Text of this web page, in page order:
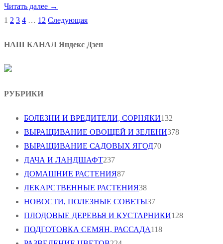
Читать далее →
Пагинация
записей
1 2 3 4 … 12 Следующая
НАШ КАНАЛ Яндекс Дзен
РУБРИКИ
БОЛЕЗНИ И ВРЕДИТЕЛИ, СОРНЯКИ132
ВЫРАЩИВАНИЕ ОВОЩЕЙ И ЗЕЛЕНИ378
ВЫРАЩИВАНИЕ САДОВЫХ ЯГОД70
ДАЧА И ЛАНДШАФТ237
ДОМАШНИЕ РАСТЕНИЯ87
ЛЕКАРСТВЕННЫЕ РАСТЕНИЯ38
НОВОСТИ, ПОЛЕЗНЫЕ СОВЕТЫ37
ПЛОДОВЫЕ ДЕРЕВЬЯ И КУСТАРНИКИ128
ПОДГОТОВКА СЕМЯН, РАССАДА118